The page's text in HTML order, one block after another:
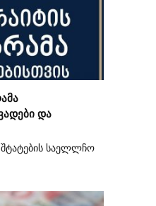
და
საელლჩო